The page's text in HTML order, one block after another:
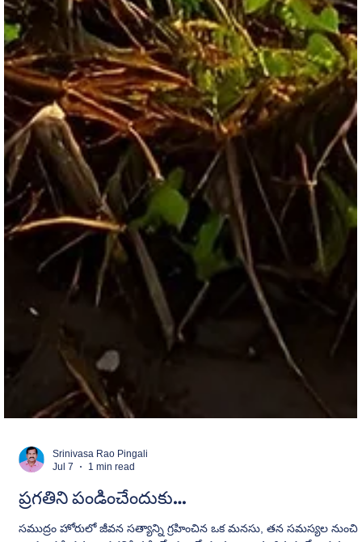
Srinivasa Rao Pingali